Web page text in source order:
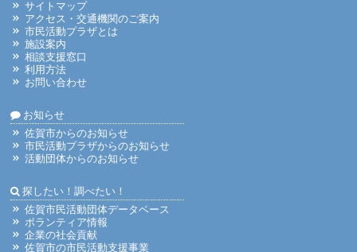
サイトマップ
アクセス・交通機関のご案内
市民活動プラザとは
施設案内
相談支援窓口
利用方法
お問い合わせ
お知らせ
佐賀市からのお知らせ
市民活動プラザからのお知らせ
活動団体からのお知らせ
探したい！調べたい！
佐賀市民活動団体データベース
ボランティア情報
企業の社会貢献
佐賀市の市民活動支援事業